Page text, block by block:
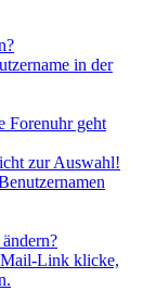
in der
Forenuhr geht
zur Auswahl!
Mail-Link klicke,